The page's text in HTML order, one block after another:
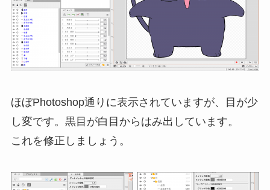
ほぼPhotoshop通りに表示されていますが、目が少
し変です。黒目が白目からはみ出しています。
これを修正しましょう。